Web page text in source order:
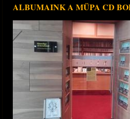
ALBUMAINK A MÜPA CD